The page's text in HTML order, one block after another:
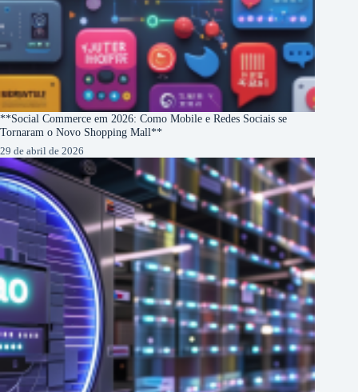
**Social Commerce em 2026: Como Mobile e Redes Sociais se
Tornaram o Novo Shopping Mall**
29 de abril de 2026